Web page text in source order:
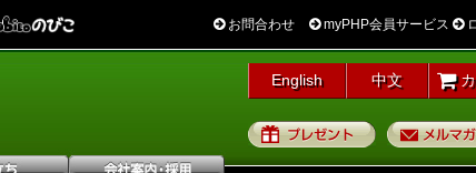
お問合わせ myPHP会員サービス
English 中文 カ
プレゼント